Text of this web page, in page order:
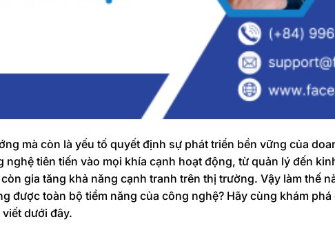
mà còn là yếu tố quyết định sự phát triển bền vững của
nghệ tiên tiến vào mọi khía cạnh hoạt động, từ quản lý đến
gia tăng khả năng cạnh tranh trên thị trường. Vậy làm thế
được toàn bộ tiềm năng của công nghệ? Hãy cùng khám
dưới đây.